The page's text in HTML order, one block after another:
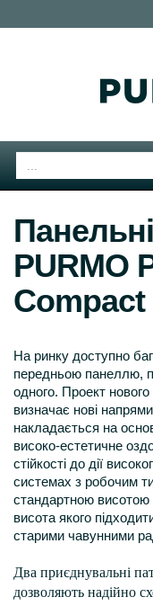
PURMO
Compact
На ринку доступно
передньою панеллю,
одного. Проект
визначає нові
накладається на
високо-естетичне
стійкості до дії
системах з робочим
стандартною висотою
висота якого
старими чавунними
Два приєднувальні
дозволяють надійно